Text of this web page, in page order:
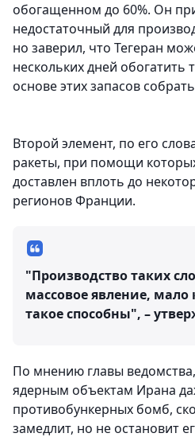
обогащенном до 60%. Он
недостаточный для
но заверил, что Тегеран
нескольких дней обогатить
основе этих запасов
Второй элемент, по его
ракеты, при помощи
доставлен вплоть до
регионов Франции.
"Производство таких
массовое явление, мало
такое способны", –
По мнению главы
ядерным объектам Ирана
противобункерных бомб,
замедлит, но не остановит